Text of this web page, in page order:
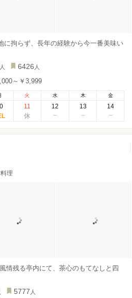
に拘らず、長年の経験から今一番美味い
人 6426 人
～￥3,999
火
11
水
12
木
13
金
14
理
情残る亭内にて、茶心のもてなしと四
5777 人